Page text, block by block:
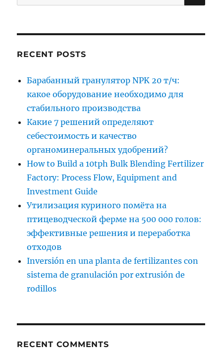
for:
RECENT POSTS
Барабанный гранулятор NPK 20 т/ч:
какое оборудование необходимо для
стабильного производства
Какие 7 решений определяют
себестоимость и качество
органоминеральных удобрений?
How to Build a 10tph Bulk Blending Fertilizer
Factory: Process Flow, Equipment and
Investment Guide
Утилизация куриного помёта на
птицеводческой ферме на 500 000 голов:
эффективные решения и переработка
отходов
Inversión en una planta de fertilizantes con
sistema de granulación por extrusión de
rodillos
RECENT COMMENTS